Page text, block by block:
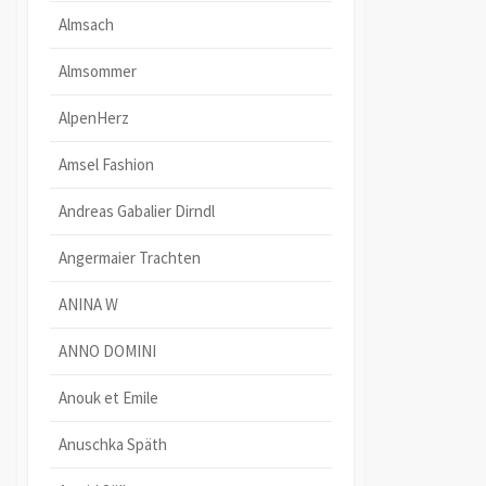
Almsach
Almsommer
AlpenHerz
Amsel Fashion
Andreas Gabalier Dirndl
Angermaier Trachten
ANINA W
ANNO DOMINI
Anouk et Emile
Anuschka Späth